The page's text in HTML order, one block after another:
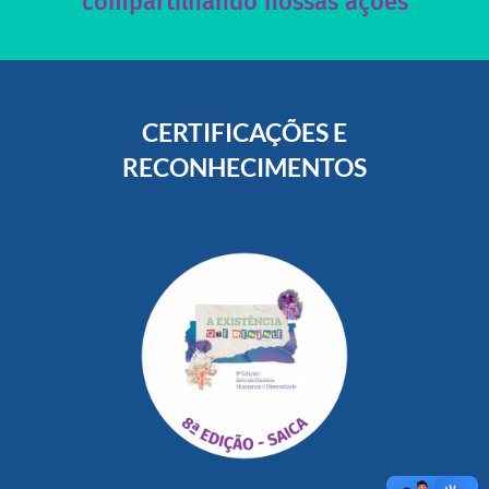
CERTIFICAÇÕES E
RECONHECIMENTOS